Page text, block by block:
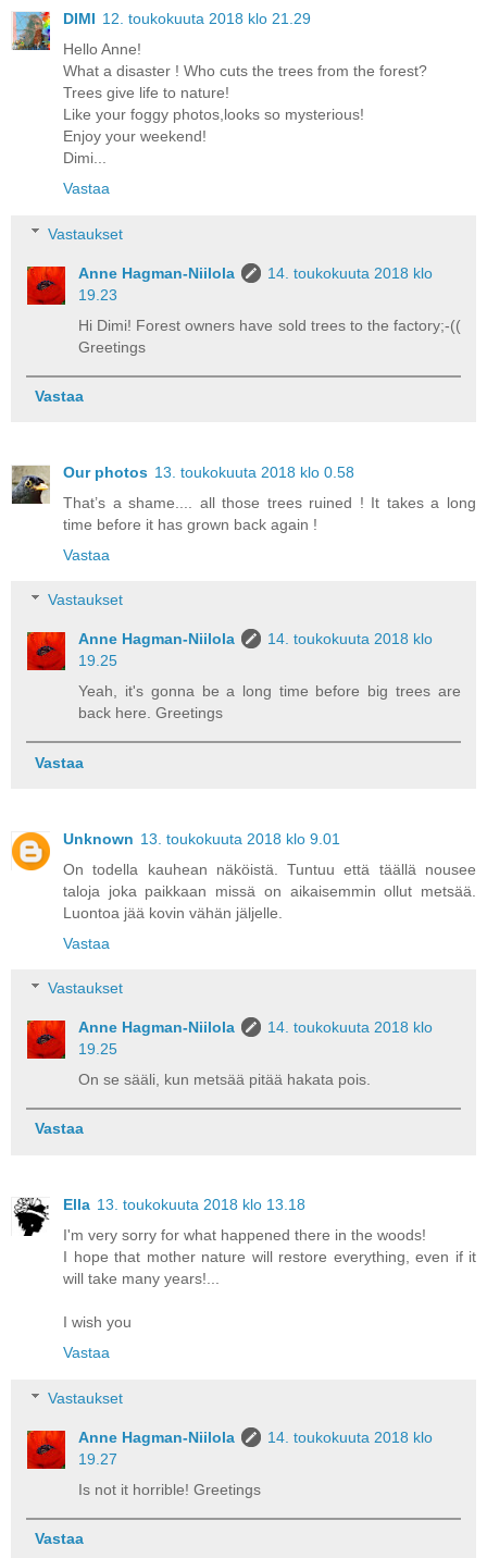
DIMI 12. toukokuuta 2018 klo 21.29
Hello Anne!
What a disaster ! Who cuts the trees from the forest?
Trees give life to nature!
Like your foggy photos,looks so mysterious!
Enjoy your weekend!
Dimi...
Vastaa
Vastaukset
Anne Hagman-Niilola
14. toukokuuta 2018 klo
19.23
Hi Dimi! Forest owners have sold trees to the factory;-((
Greetings
Vastaa
Our photos 13. toukokuuta 2018 klo 0.58
That’s a shame.... all those trees ruined ! It takes a long
time before it has grown back again !
Vastaa
Vastaukset
Anne Hagman-Niilola
14. toukokuuta 2018 klo
19.25
Yeah, it's gonna be a long time before big trees are
back here. Greetings
Vastaa
Unknown 13. toukokuuta 2018 klo 9.01
On todella kauhean näköistä. Tuntuu että täällä nousee
taloja joka paikkaan missä on aikaisemmin ollut metsää.
Luontoa jää kovin vähän jäljelle.
Vastaa
Vastaukset
Anne Hagman-Niilola
14. toukokuuta 2018 klo
19.25
On se sääli, kun metsää pitää hakata pois.
Vastaa
Ella 13. toukokuuta 2018 klo 13.18
I'm very sorry for what happened there in the woods!
I hope that mother nature will restore everything, even if it
will take many years!...
I wish you
Vastaa
Vastaukset
Anne Hagman-Niilola
14. toukokuuta 2018 klo
19.27
Is not it horrible! Greetings
Vastaa